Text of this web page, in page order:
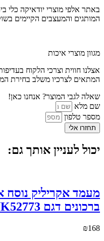
באתר אלפי מוצרי יודאיקה כלי
המותגים והמעצבים הקיימים
מגוון מוצרי איכות
אצלנו חווית וצרכי הלקוח
המתאים לצרכיו משלב בחירת
שאלה לגבי המוצר? אנחנו כאן!
שם מלא
מספר טלפון
תחזרו אלי
יכול לעניין אותך גם:
ברכונים דגם UK52773
₪168